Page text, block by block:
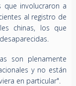
que involucraron a
al registro de
chinas, los que
son plenamente
y no están
en particular".